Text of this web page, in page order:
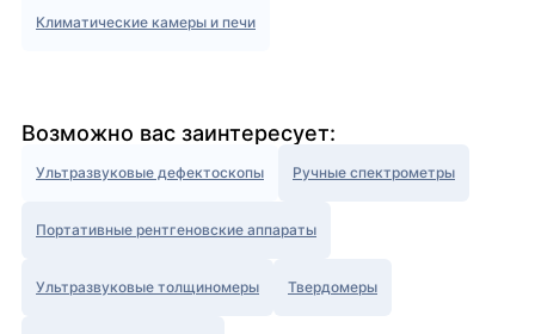
Климатические камеры и печи
Возможно вас заинтересует:
Ультразвуковые дефектоскопы Ручные спектрометры
Портативные рентгеновские аппараты
Ультразвуковые толщиномеры Твердомеры